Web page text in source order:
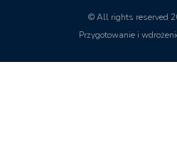
© All rights reserved
Przygotowanie i